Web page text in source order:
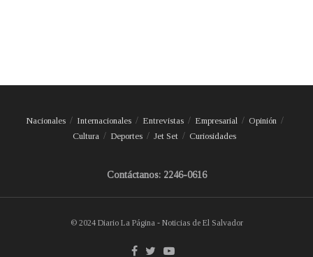
Nacionales Internacionales Entrevistas Empresarial
Opinión
Cultura
Deportes Jet Set Curiosidades
Contáctanos: 2246-0616
© 2024 Diario La Página - Noticias de El Salvador